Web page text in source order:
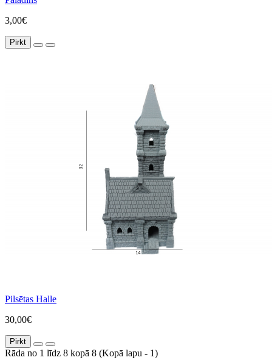
3,00€
Pirkt
Pilsētas Halle
30,00€
Pirkt
Rāda no 1 līdz 8 kopā 8 (Kopā lapu - 1)